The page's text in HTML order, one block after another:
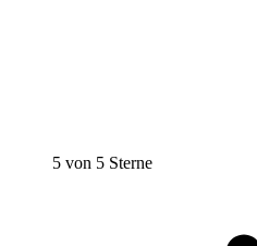
5 von 5 Sterne